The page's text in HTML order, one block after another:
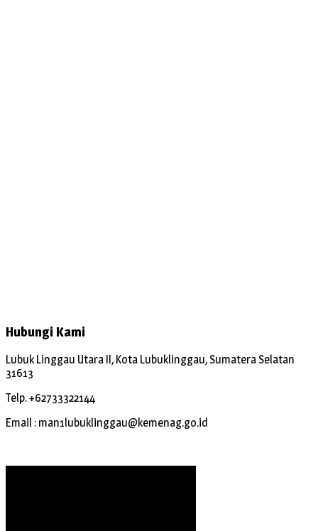
Hubungi Kami
Lubuk Linggau Utara II, Kota Lubuklinggau, Sumatera Selatan
31613
Telp. +62733322144
Email : man1lubuklinggau@kemenag.go.id